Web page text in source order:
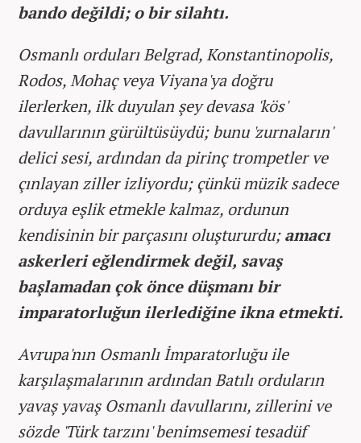
bando değildi; o bir silahtı.
Osmanlı orduları Belgrad, Konstantinopolis,
Rodos, Mohaç veya Viyana'ya doğru
ilerlerken, ilk duyulan şey devasa 'kös'
davullarının gürültüsüydü; bunu 'zurnaların'
delici sesi, ardından da pirinç trompetler ve
çınlayan ziller izliyordu; çünkü müzik sadece
orduya eşlik etmekle kalmaz, ordunun
kendisinin bir parçasını oluştururdu;amacı
askerleri eğlendirmek değil, savaş
başlamadan çok önce düşmanı bir
imparatorluğun ilerlediğine ikna etmekti.
Avrupa'nın Osmanlı İmparatorluğu ile
karşılaşmalarının ardından Batılı orduların
yavaş yavaş Osmanlı davullarını, zillerini ve
sözde 'Türk tarzını' benimsemesi tesadüf